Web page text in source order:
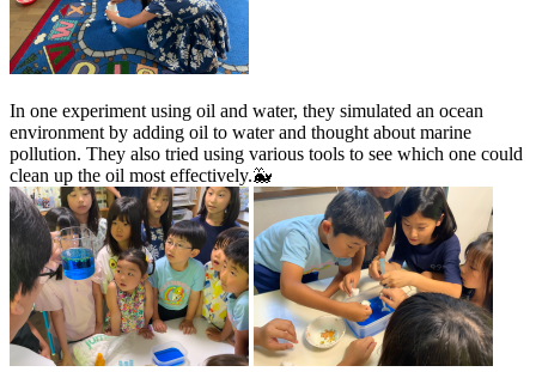
In one experiment using oil and water, they simulated an ocean
environment by adding oil to water and thought about marine
pollution. They also tried using various tools to see which one could
clean up the oil most effectively.🐳